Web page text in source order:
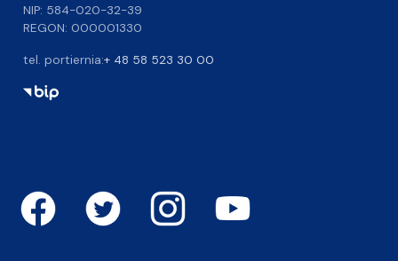
NIP: 584-020-32-39
REGON: 000001330
tel. portiernia:+ 48 58 523 30 00